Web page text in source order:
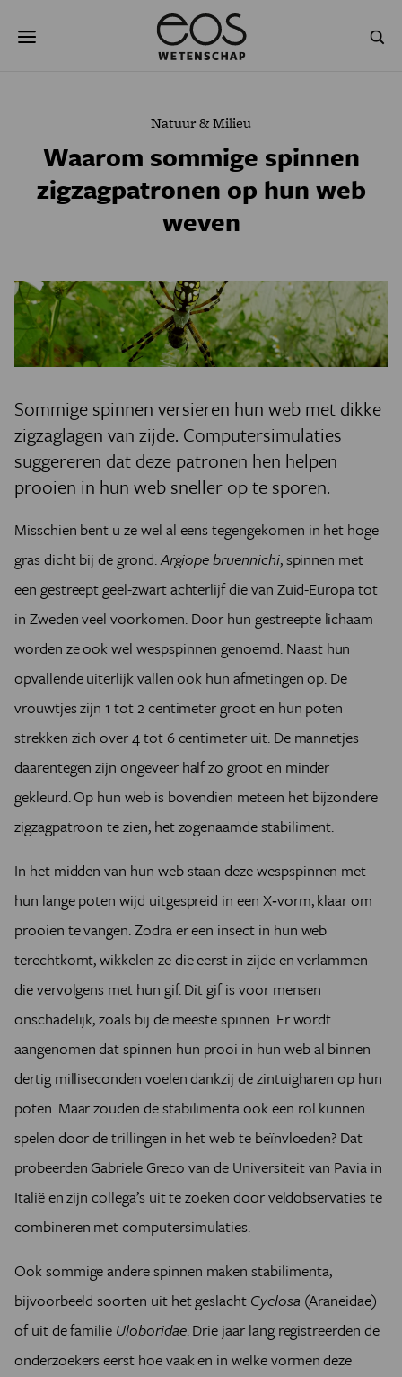
naar
NATUURWETENSCHAPPEN GESCHIEDENIS
PODCAST AGENDA
JONGE UITDAGERS
Natuur & Milieu
Waarom sommige spinnen
zigzagpatronen op hun web
weven
Sommige spinnen versieren hun web met dikke
zigzaglagen van zijde. Computersimulaties
suggereren dat deze patronen hen helpen
prooien in hun web sneller op te sporen.
Misschien bent u ze wel al eens tegengekomen in het hoge
gras dicht bij de grond:Argiope bruennichi, spinnen met
een gestreept geel-zwart achterlijf die van Zuid-Europa tot
in Zweden veel voorkomen. Door hun gestreepte lichaam
worden ze ook wel wespspinnen genoemd. Naast hun
opvallende uiterlijk vallen ook hun afmetingen op. De
vrouwtjes zijn 1 tot 2 centimeter groot en hun poten
strekken zich over 4 tot 6 centimeter uit. De mannetjes
daarentegen zijn ongeveer half zo groot en minder
gekleurd. Op hun web is bovendien meteen het bijzondere
zigzagpatroon te zien, het zogenaamde stabiliment.
In het midden van hun web staan deze wespspinnen met
hun lange poten wijd uitgespreid in een X‑vorm, klaar om
prooien te vangen. Zodra er een insect in hun web
terechtkomt, wikkelen ze die eerst in zijde en verlammen
die vervolgens met hun gif. Dit gif is voor mensen
onschadelijk, zoals bij de meeste spinnen. Er wordt
aangenomen dat spinnen hun prooi in hun web al binnen
dertig milliseconden voelen dankzij de zintuigharen op hun
poten. Maar zouden de stabilimenta ook een rol kunnen
spelen door de trillingen in het web te beïnvloeden? Dat
probeerden Gabriele Greco van de Universiteit van Pavia in
Italië en zijn collega’s uit te zoeken door veldobservaties te
combineren met computersimulaties.
Ook sommige andere spinnen maken stabilimenta,
bijvoorbeeld soorten uit het geslacht Cyclosa (Araneidae)
of uit de familie Uloboridae. Drie jaar lang registreerden de
onderzoekers eerst hoe vaak en in welke vormen deze